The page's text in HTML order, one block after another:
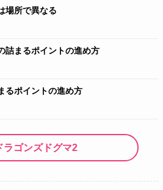
場所で異なる
詰まるポイントの進め方
るポイントの進め方
ラゴンズドグマ2